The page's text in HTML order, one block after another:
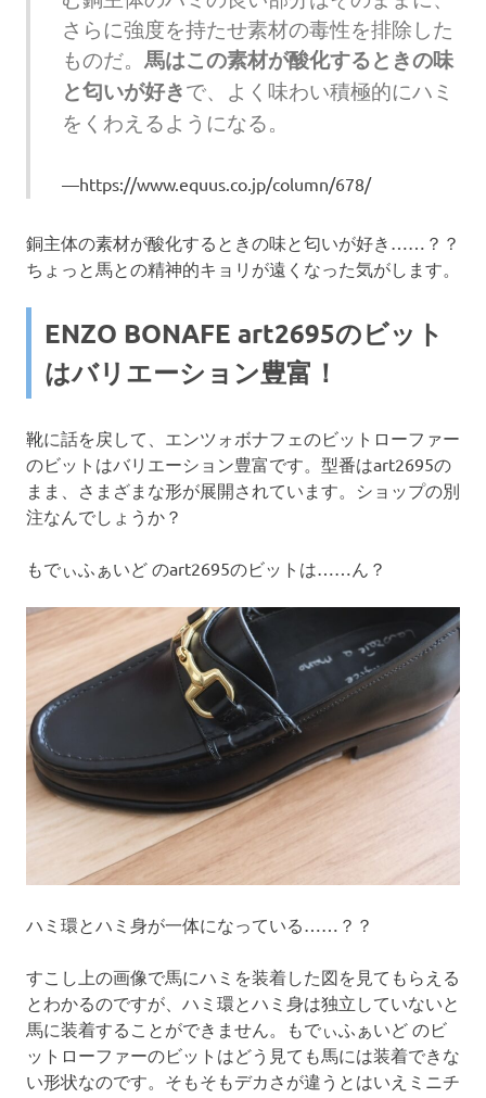
さらに強度を持たせ素材の毒性を排除した
ものだ。 馬はこの素材が酸化するときの味
と匂いが好きで、よく味わい積極的にハミ
をくわえるようになる。
https://www.equus.co.jp/column/678/
銅主体の素材が酸化するときの味と匂いが好き……？？
ちょっと馬との精神的キョリが遠くなった気がします。
ENZO BONAFE art2695のビット
はバリエーション豊富！
靴に話を戻して、エンツォボナフェのビットローファー
のビットはバリエーション豊富です。型番はart2695の
まま、さまざまな形が展開されています。ショップの別
注なんでしょうか？
もでぃふぁいど のart2695のビットは……ん？
ハミ環とハミ身が一体になっている……？？
すこし上の画像で馬にハミを装着した図を見てもらえる
とわかるのですが、ハミ環とハミ身は独立していないと
馬に装着することができません。もでぃふぁいど のビ
ットローファーのビットはどう見ても馬には装着できな
い形状なのです。そもそもデカさが違うとはいえミニチ